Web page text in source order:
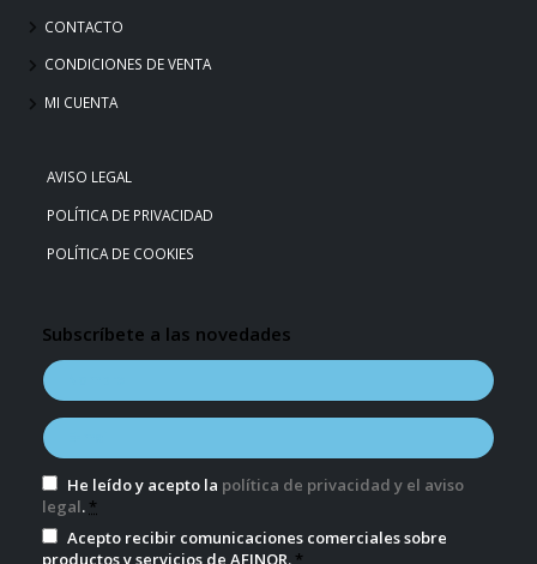
CONTACTO
CONDICIONES DE VENTA
MI CUENTA
AVISO LEGAL
POLÍTICA DE PRIVACIDAD
POLÍTICA DE COOKIES
Subscríbete a las novedades
He leído y acepto la política de privacidad y el aviso
legal. *
Acepto recibir comunicaciones comerciales sobre
productos y servicios de AFINOR. *